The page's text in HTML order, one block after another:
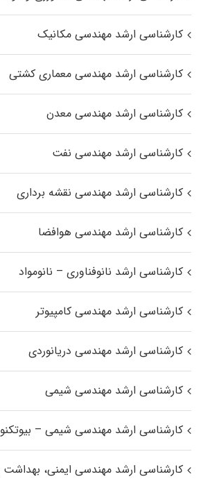
کارشناسی ارشد مهندسی مکانیک
کارشناسی ارشد مهندسی معماری کشتی
کارشناسی ارشد مهندسی معدن
کارشناسی ارشد مهندسی نفت
کارشناسی ارشد مهندسی نقشه برداری
کارشناسی ارشد مهندسی هوافضا
کارشناسی ارشد نانوفناوری – نانومواد
کارشناسی ارشد مهندسی کامپیوتر
کارشناسی ارشد مهندسی دریانوردی
کارشناسی ارشد مهندسی شیمی
کارشناسی ارشد مهندسی شیمی –
کارشناسی ارشد مهندسی ایمنی،